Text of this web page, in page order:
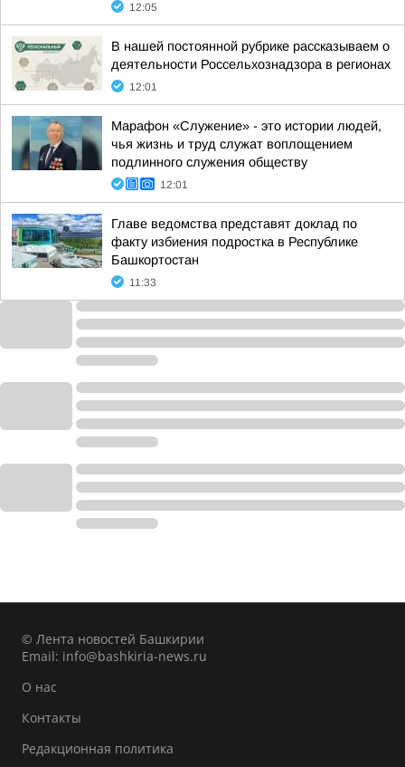
12:05
В нашей постоянной рубрике рассказываем о
деятельности Россельхознадзора в регионах
12:01
Марафон «Служение» - это истории людей,
чья жизнь и труд служат воплощением
подлинного служения обществу
12:01
Главе ведомства представят доклад по
факту избиения подростка в Республике
Башкортостан
11:33
© Лента новостей Башкирии
Email: info@bashkiria-news.ru
О нас
Контакты
Редакционная политика